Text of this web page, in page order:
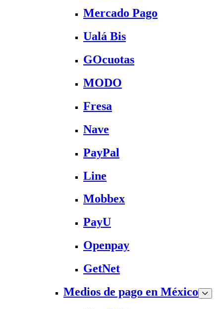
Mercado Pago
Ualá Bis
GOcuotas
MODO
Fresa
Nave
PayPal
Line
Mobbex
PayU
Openpay
GetNet
Medios de pago en México